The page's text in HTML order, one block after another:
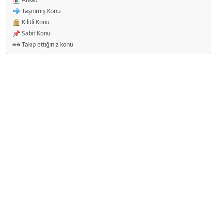
Taşınmış Konu
Kilitli Konu
Sabit Konu
Takip ettiğiniz konu